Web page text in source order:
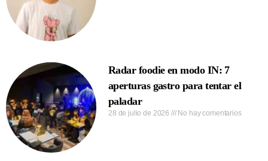
Radar foodie en modo IN: 7
aperturas gastro para tentar el
paladar
28 de julio de 2026 No hay comentarios